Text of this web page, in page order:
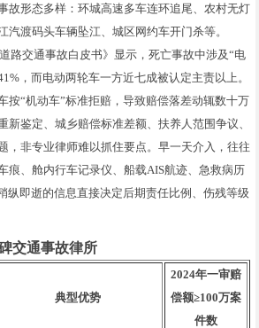
故形态多样：环城高速多车连环追尾、农村无灯
汽渡码头车辆坠江、城区网约车开门杀等。
路交通事故白皮书》显示，死亡事故中涉及“电
，而电动两轮车一方近七成被认定主责以上。
按“机动车”标准拒赔，导致赔偿落差动辄数十万
新鉴定、城乡赔偿标准差额、扶养人范围争议、
，非专业律师难以抓住要点。早一天介入，往往
、舱内行车记录仪、船载AIS航迹、急救病历
即逝的信息直接决定后期责任比例、伤残等级
交通事故律所
典型优势
2024年一审赔
偿额≥100万案
件数